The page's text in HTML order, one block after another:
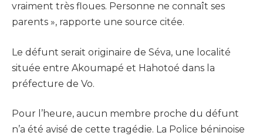
vraiment très floues. Personne ne connaît ses
parents », rapporte une source citée.
Le défunt serait originaire de Séva, une localité
située entre Akoumapé et Hahotoé dans la
préfecture de Vo.
Pour l’heure, aucun membre proche du défunt
n’a été avisé de cette tragédie. La Police béninoise